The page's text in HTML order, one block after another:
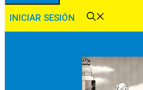
INICIAR SESIÓN